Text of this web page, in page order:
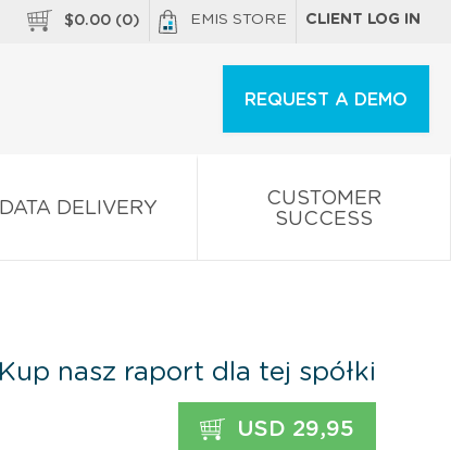
$0.00 (0) EMIS STORE CLIENT LOG IN
REQUEST A DEMO
DATA DELIVERY
CUSTOMER
SUCCESS
Kup nasz raport dla tej spółki
USD 29,95